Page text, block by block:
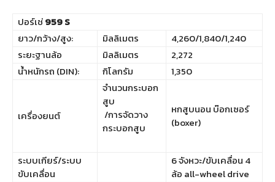
ปอร์เช่959 S
ยาว/กว้าง/สูง:
มิลลิเมตร
4,260/1,840/1,240
ระยะฐานล้อ
มิลลิเมตร
2,272
น้ำหนักรถ (DIN):
กิโลกรัม 1,350
เครื่องยนต์
จำนวนกระบอก
สูบ
/การจัดวาง
กระบอกสูบ
หกสูบนอน บ๊อกเซอร์
(boxer)
ระบบเกียร์/ระบบ
ขับเคลื่อน
6 จังหวะ/ขับเคลื่อน 4
ล้อ all-wheel drive